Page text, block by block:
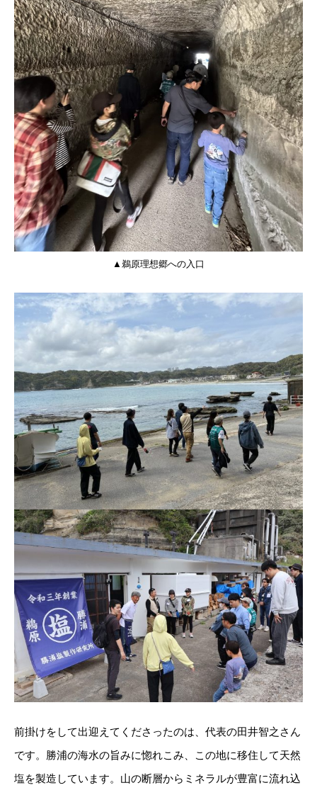
▲鵜原理想郷への入口
前掛けをして出迎えてくださったのは、代表の田井智之さん
です。勝浦の海水の旨みに惚れこみ、この地に移住して天然
塩を製造しています。山の断層からミネラルが豊富に流れ込